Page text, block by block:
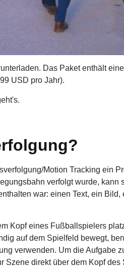
Das Paket enthält
USD pro Jahr).
Motion Tracking ein
verfolgt wurde, kann
war: einen Text, ein
Kopf eines Fußballspielers
auf dem Spielfeld bewegt,
verwenden. Um die Aufgabe
Szene direkt über dem Kopf